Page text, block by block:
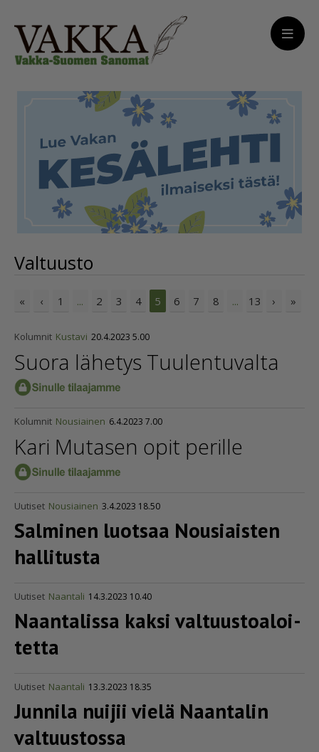
Valtuusto
« ‹ 1 ... 2 3 4 5 6 7 8 ... 13 › »
Kolumnit Kustavi 20.4.2023 5.00
Suora lähetys Tuulentuvalta
Kolumnit Nousiainen 6.4.2023 7.00
Kari Mutasen opit perille
Uutiset Nousiainen 3.4.2023 18.50
Salminen luotsaa Nousiaisten
hallitusta
Uutiset Naantali 14.3.2023 10.40
Naantalissa kaksi valtuus­to­a­loi­
tetta
Uutiset Naantali 13.3.2023 18.35
Junnila nuijii vielä Naantalin
valtuustossa